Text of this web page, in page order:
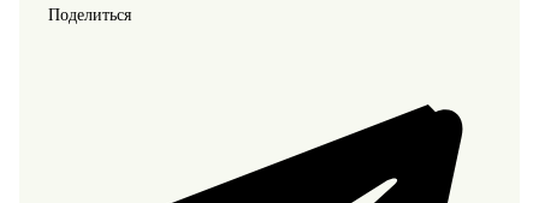
Поделиться